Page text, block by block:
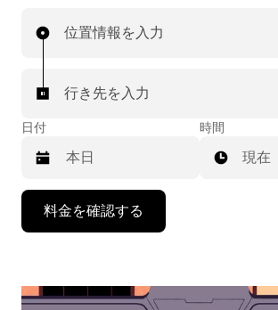
位置情報を入力
行き先を入力
日付
で
時間
現在
料金を確認する